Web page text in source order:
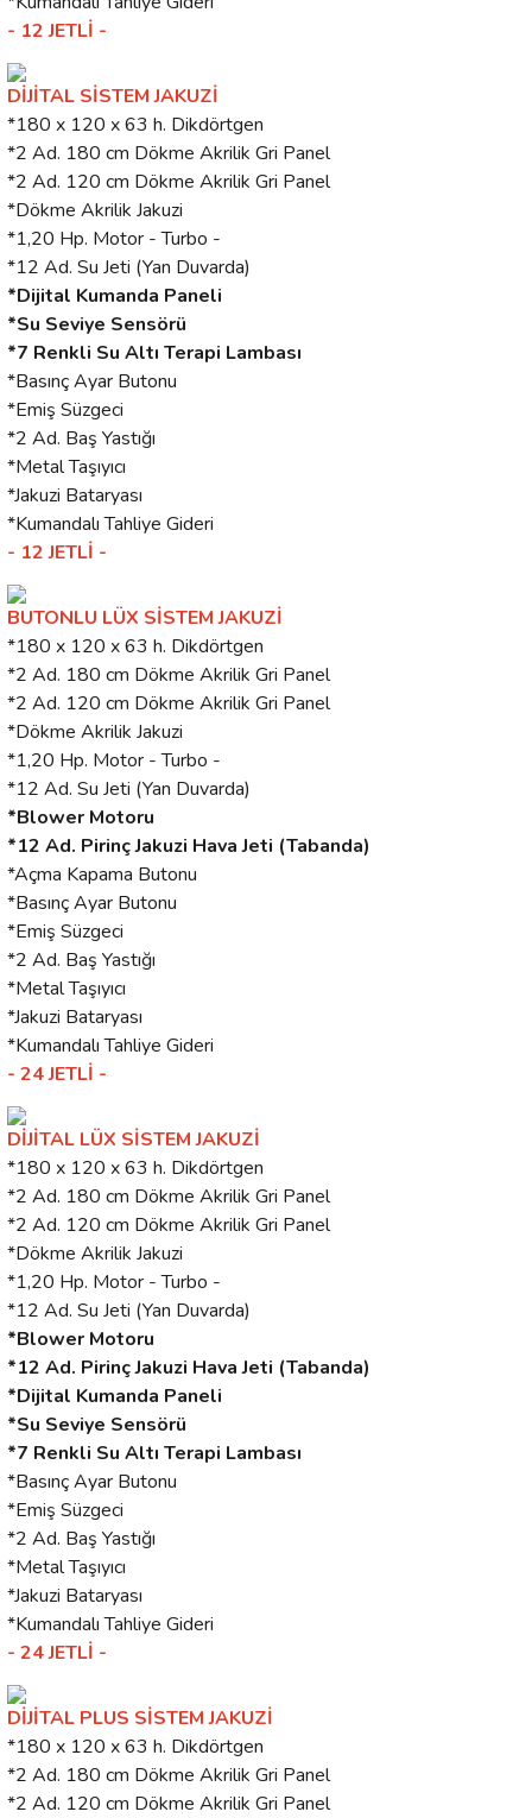
- 12 JETLİ -
DİJİTAL SİSTEM JAKUZİ
*180 x 120 x 63 h. Dikdörtgen
*2 Ad. 180 cm Dökme Akrilik Gri Panel
*2 Ad. 120 cm Dökme Akrilik Gri Panel
*Dökme Akrilik Jakuzi
*1,20 Hp. Motor - Turbo -
*12 Ad. Su Jeti (Yan Duvarda)
*Dijital Kumanda Paneli
*Su Seviye Sensörü
*7 Renkli Su Altı Terapi Lambası
*Basınç Ayar Butonu
*Emiş Süzgeci
*2 Ad. Baş Yastığı
*Metal Taşıyıcı
*Jakuzi Bataryası
*Kumandalı Tahliye Gideri
- 12 JETLİ -
BUTONLU LÜX SİSTEM JAKUZİ
*180 x 120 x 63 h. Dikdörtgen
*2 Ad. 180 cm Dökme Akrilik Gri Panel
*2 Ad. 120 cm Dökme Akrilik Gri Panel
*Dökme Akrilik Jakuzi
*1,20 Hp. Motor - Turbo -
*12 Ad. Su Jeti (Yan Duvarda)
*Blower Motoru
*12 Ad. Pirinç Jakuzi Hava Jeti (Tabanda)
*Açma Kapama Butonu
*Basınç Ayar Butonu
*Emiş Süzgeci
*2 Ad. Baş Yastığı
*Metal Taşıyıcı
*Jakuzi Bataryası
*Kumandalı Tahliye Gideri
- 24 JETLİ -
DİJİTAL LÜX SİSTEM JAKUZİ
*180 x 120 x 63 h. Dikdörtgen
*2 Ad. 180 cm Dökme Akrilik Gri Panel
*2 Ad. 120 cm Dökme Akrilik Gri Panel
*Dökme Akrilik Jakuzi
*1,20 Hp. Motor - Turbo -
*12 Ad. Su Jeti (Yan Duvarda)
*Blower Motoru
*12 Ad. Pirinç Jakuzi Hava Jeti (Tabanda)
*Dijital Kumanda Paneli
*Su Seviye Sensörü
*7 Renkli Su Altı Terapi Lambası
*Basınç Ayar Butonu
*Emiş Süzgeci
*2 Ad. Baş Yastığı
*Metal Taşıyıcı
*Jakuzi Bataryası
*Kumandalı Tahliye Gideri
- 24 JETLİ -
DİJİTAL PLUS SİSTEM JAKUZİ
*180 x 120 x 63 h. Dikdörtgen
*2 Ad. 180 cm Dökme Akrilik Gri Panel
*2 Ad. 120 cm Dökme Akrilik Gri Panel